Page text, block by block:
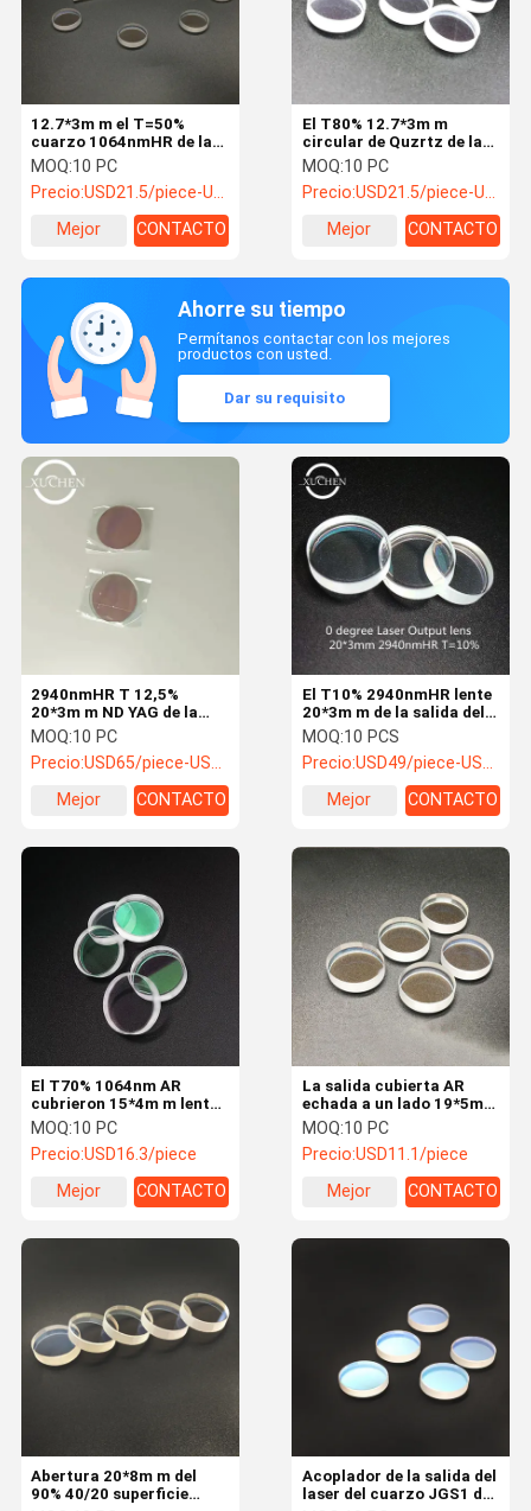
Productos
os
12.7*3m m el T=50%
cuarzo 1064nmHR de la
lente del laser de 0 grados
para la máquina del laser
MOQ:10 PC
Precio:USD21.5/piece-USD9.8/piece
Mejor
CONTACTO
El T80% 12.7*3m m
circular de Quzrtz de la
lente de la salida del laser
de 0 grados para la
máquina del laser
MOQ:10 PC
Precio:USD21.5/piece-USD9.8/piece
Mejor
CONTACTO
Ahorre su tiempo
Permítanos contactar con los mejores
productos con usted.
Dar su requisito
El T10% 2940nmHR lente
20*3m m de la salida del
laser de 0 grados para la
máquina de la belleza
MOQ:10 PCS
Precio:USD49/piece-USD28/piece
Mejor
CONTACTO
2940nmHR T 12,5%
20*3m m ND YAG de la
lente de la salida del laser
de 0 grados para la
máquina de la belleza del
MOQ:10 PC
Precio:USD65/piece-USD38/piece
Mejor
CONTACTO
La salida cubierta AR
echada a un lado 19*5m
m doble del laser del
T50% duplica
MOQ:10 PC
Precio:USD11.1/piece
Mejor
CONTACTO
El T70% 1064nm AR
cubrieron 15*4m m lente
de la salida del laser de 0
grados
MOQ:10 PC
Precio:USD16.3/piece
Mejor
CONTACTO
Acoplador de la salida del
laser del cuarzo JGS1 de
Abertura 20*8m m del
90% 40/20 superficie